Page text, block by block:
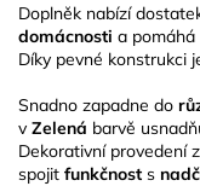
Doplněk nabízí
domácnosti a
Díky pevné konstrukci
Snadno zapadne do
v Zelená barvě
Dekorativní provedení
spojit funkčnost s